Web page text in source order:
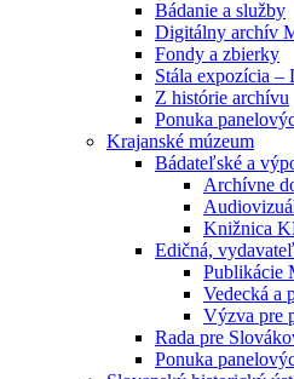
Bádanie a služby
Digitálny archív
Fondy a zbierky
Stála expozícia –
Z histórie archívu
Ponuka
Krajanské múzeum
Bádateľské a
Archívne
Knižnica
Edičná,
Publikácie
Vedecká a
Výzva pre
Rada pre
Ponuka